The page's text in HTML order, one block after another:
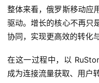
对
接
会
上
海
整体来看，俄罗斯移动应
驱动。增长的核心不再只
协同，实现更高效的转化
在这一过程中，以
成为连接流量获取、用户